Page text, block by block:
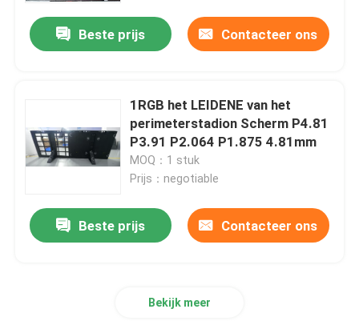
Huis
Beste prijs Contacteer ons
1RGB het LEIDENE van het
perimeterstadion Scherm P4.81
P3.91 P2.064 P1.875 4.81mm
MOQ：1 stuk
Prijs：negotiable
Beste prijs Contacteer ons
Bekijk meer